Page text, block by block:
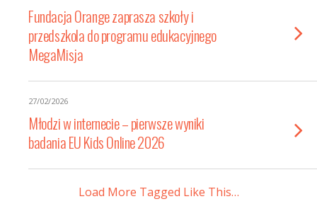
Fundacja Orange zaprasza szkoły i
przedszkola do programu edukacyjnego
MegaMisja
27/02/2026
Młodzi w internecie – pierwsze wyniki
badania EU Kids Online 2026
Load More Tagged Like This…